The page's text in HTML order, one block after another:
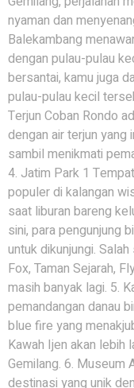
nyaman dan
Balekambang
dengan pulau-pulau
bersantai, kamu juga
pulau-pulau kecil
Terjun Coban Rondo
dengan air terjun yang
sambil menikmati
4. Jatim Park 1
populer di kalangan
saat liburan bareng
sini, para pengunjung
untuk dikunjungi.
Fox, Taman Sejarah,
masih banyak lagi. 5.
pemandangan danau
blue fire yang
Kawah Ijen akan lebih
Gemilang. 6. Museum
destinasi yang unik